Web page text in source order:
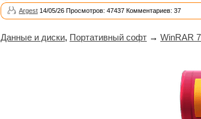
Argest 14/05/26 Просмотров: 47437 Комментариев: 37
Данные и диски, Портативный софт → WinRAR